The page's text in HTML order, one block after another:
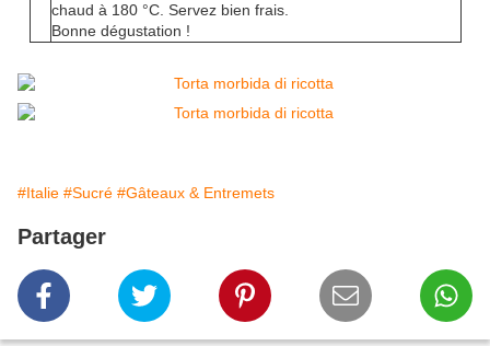
chaud à 180 °C. Servez bien frais.
Bonne dégustation !
#Italie #Sucré #Gâteaux & Entremets
Partager